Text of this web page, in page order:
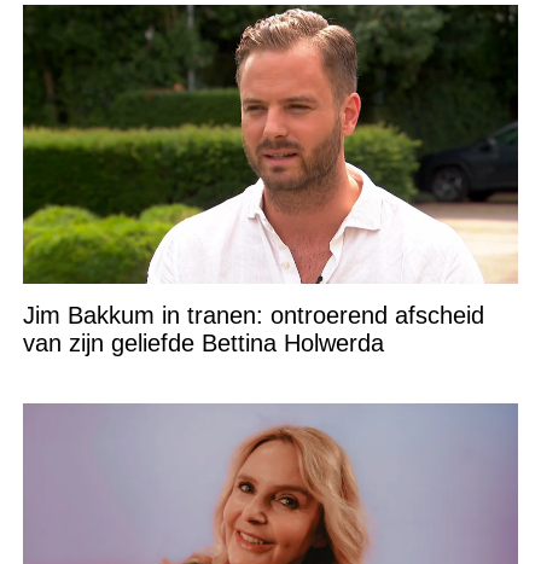
Jim Bakkum in tranen: ontroerend afscheid
van zijn geliefde Bettina Holwerda